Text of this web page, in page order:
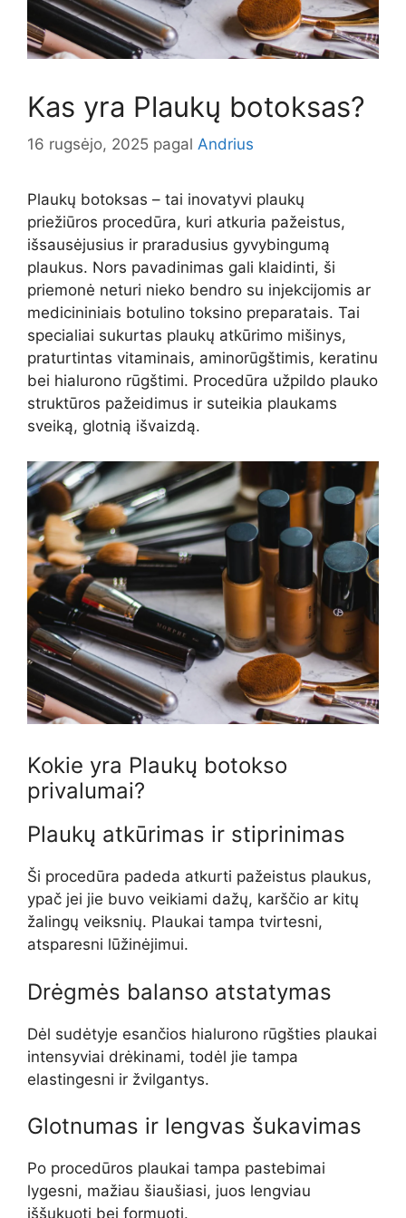
Kas yra Plaukų botoksas?
16 rugsėjo, 2025 pagal Andrius
Plaukų botoksas – tai inovatyvi plaukų
priežiūros procedūra, kuri atkuria pažeistus,
išsausėjusius ir praradusius gyvybingumą
plaukus. Nors pavadinimas gali klaidinti, ši
priemonė neturi nieko bendro su injekcijomis ar
medicininiais botulino toksino preparatais. Tai
specialiai sukurtas plaukų atkūrimo mišinys,
praturtintas vitaminais, aminorūgštimis, keratinu
bei hialurono rūgštimi. Procedūra užpildo plauko
struktūros pažeidimus ir suteikia plaukams
sveiką, glotnią išvaizdą.
Kokie yra Plaukų botokso
privalumai?
Plaukų atkūrimas ir stiprinimas
Ši procedūra padeda atkurti pažeistus plaukus,
ypač jei jie buvo veikiami dažų, karščio ar kitų
žalingų veiksnių. Plaukai tampa tvirtesni,
atsparesni lūžinėjimui.
Drėgmės balanso atstatymas
Dėl sudėtyje esančios hialurono rūgšties plaukai
intensyviai drėkinami, todėl jie tampa
elastingesni ir žvilgantys.
Glotnumas ir lengvas šukavimas
Po procedūros plaukai tampa pastebimai
lygesni, mažiau šiaušiasi, juos lengviau
iššukuoti bei formuoti.